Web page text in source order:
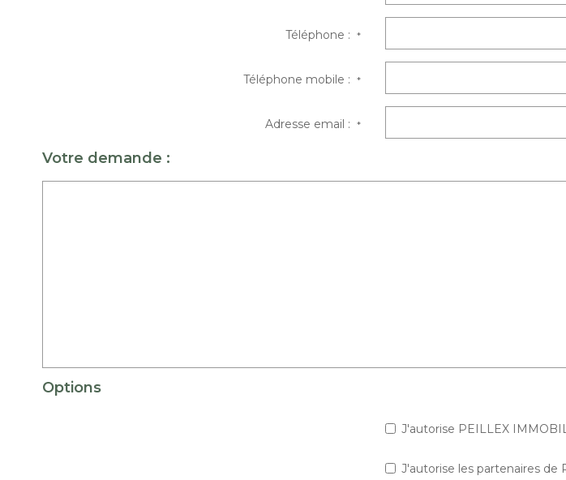
Téléphone :*
Téléphone mobile :*
Adresse email :*
Votre demande :
Options
J'autorise PEILLEX
J'autorise les partenaires